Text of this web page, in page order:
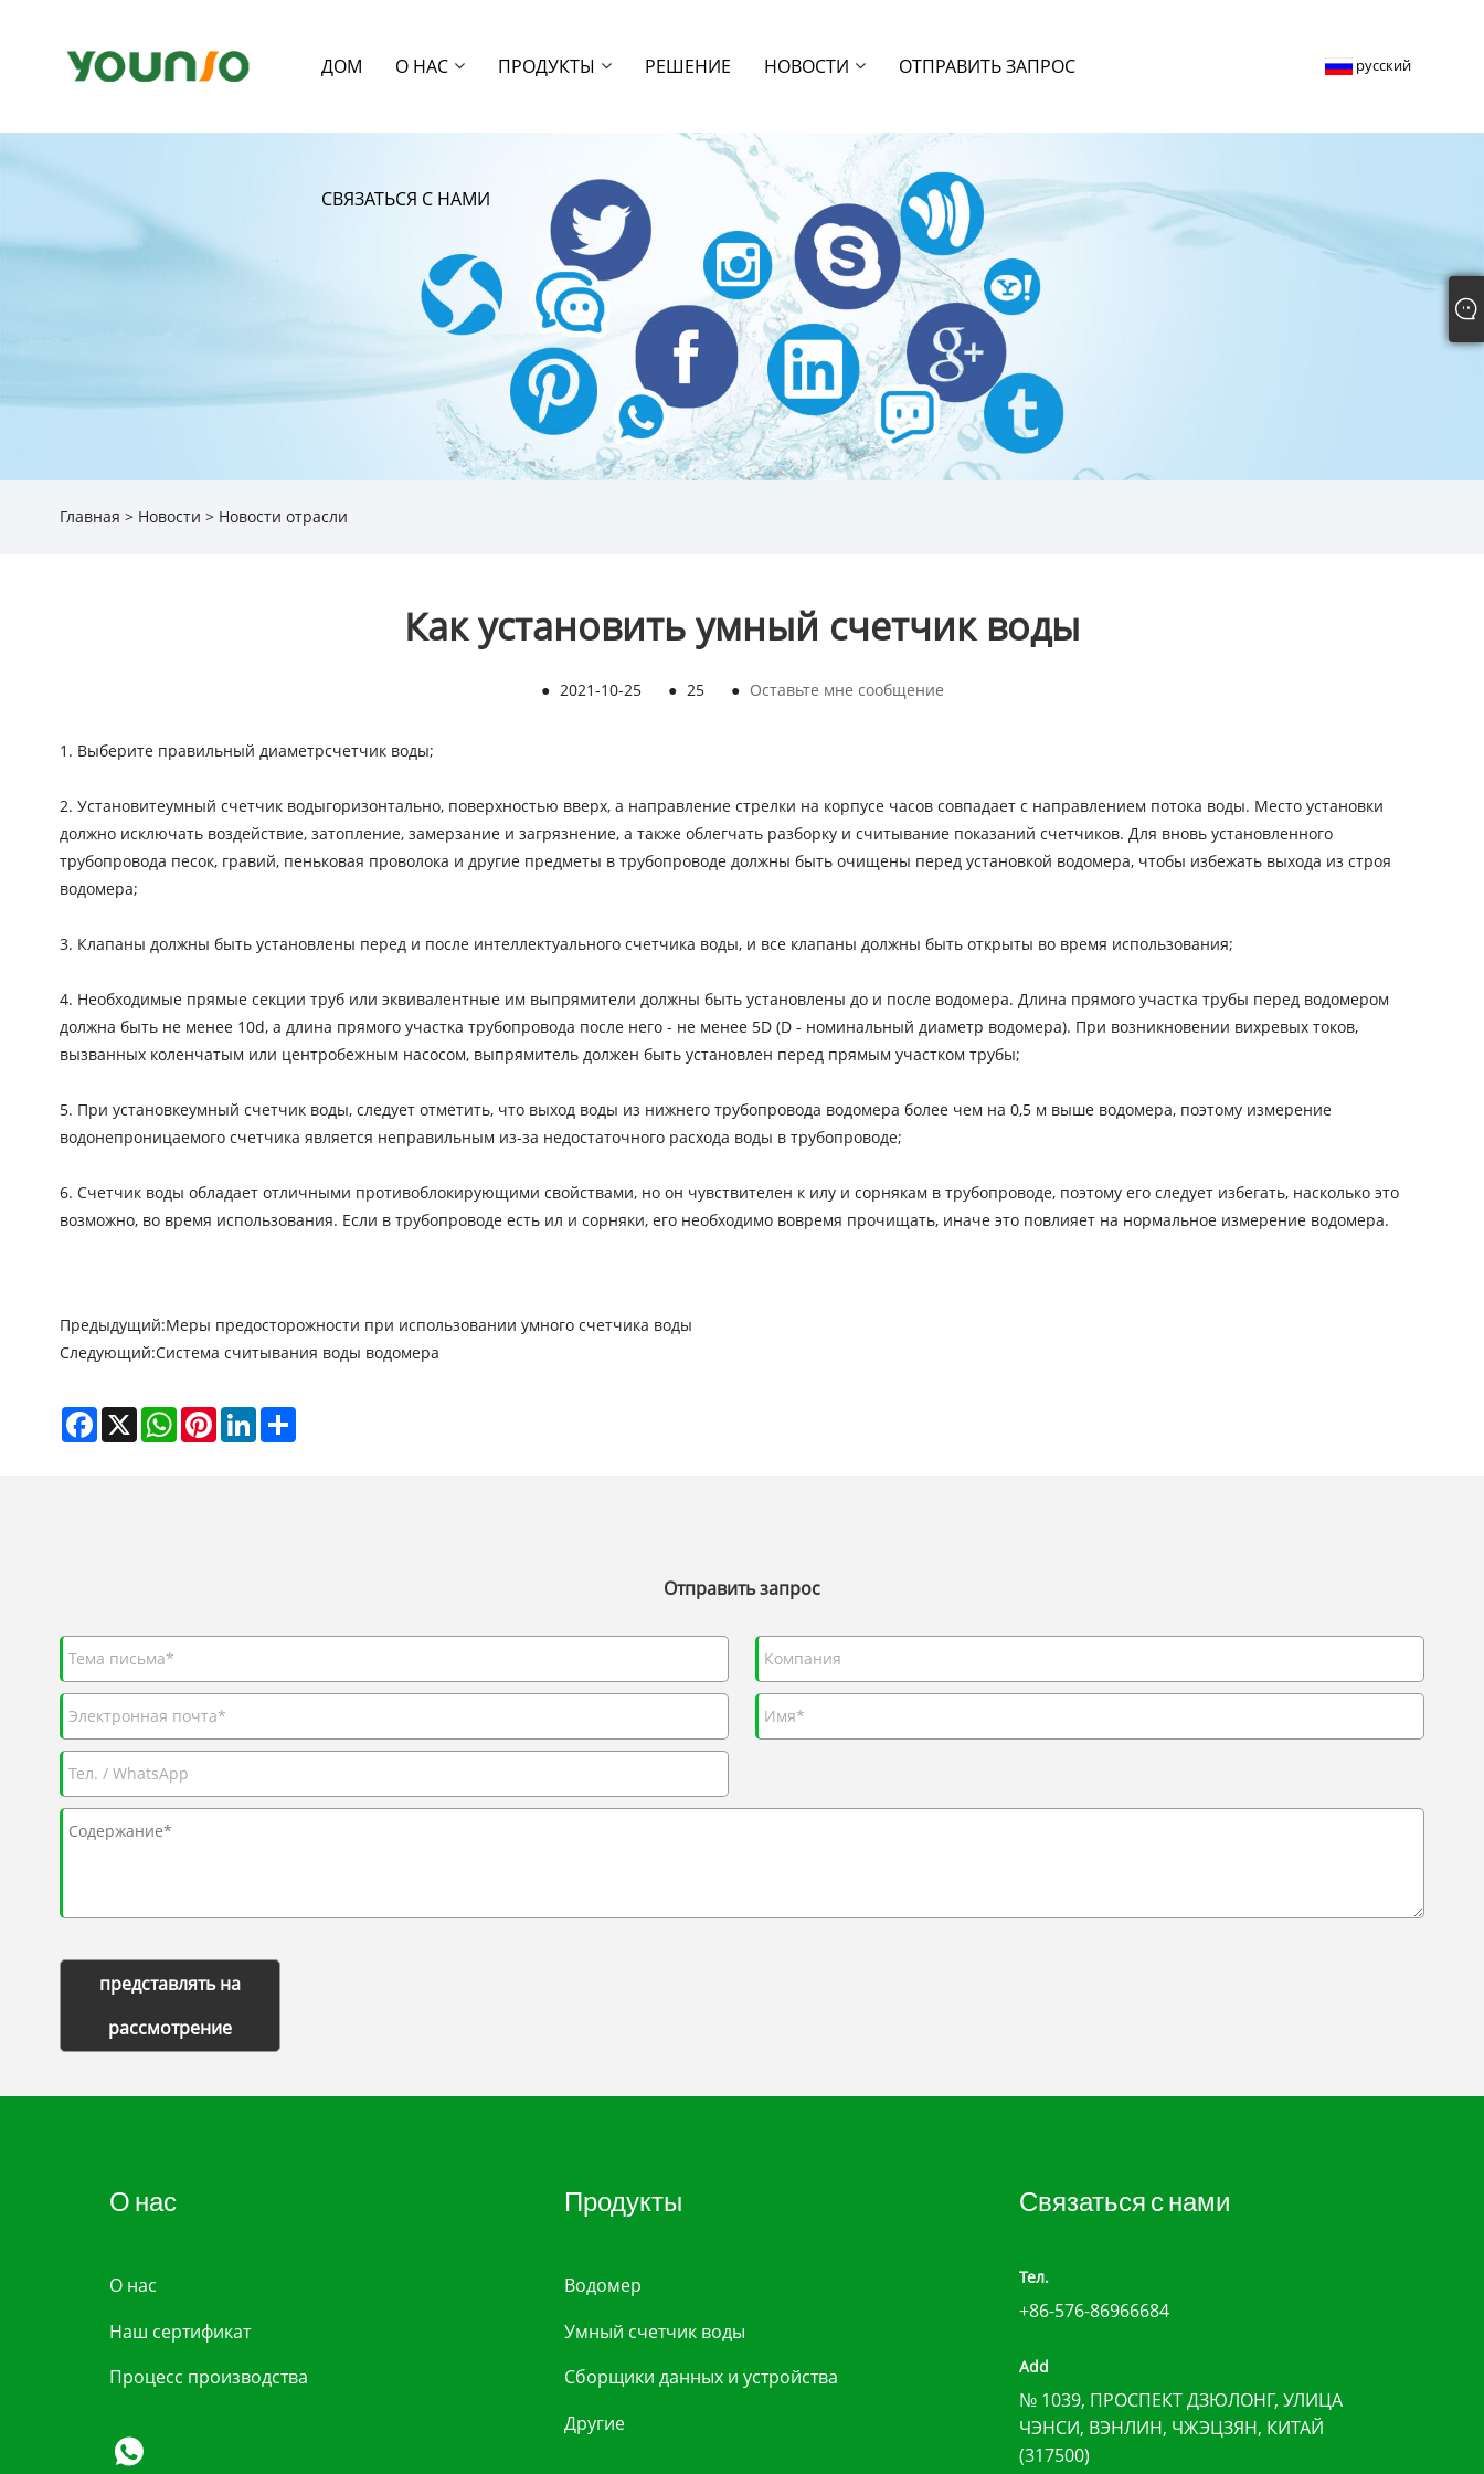
ДОМ О НАС ПРОДУКТЫ РЕШЕНИЕ НОВОСТИ ОТПРАВИТЬ ЗАПРОС
СВЯЗАТЬСЯ С НАМИ
русский
Главная > Новости > Новости отрасли
Как установить умный счетчик воды
● 2021-10-25 ● 25 ● Оставьте мне сообщение
1. Выберите правильный диаметрсчетчик воды;
2. Установитеумный счетчик водыгоризонтально, поверхностью вверх, а направление стрелки на корпусе часов совпадает с направлением потока воды. Место установки
должно исключать воздействие, затопление, замерзание и загрязнение, а также облегчать разборку и считывание показаний счетчиков. Для вновь установленного
трубопровода песок, гравий, пеньковая проволока и другие предметы в трубопроводе должны быть очищены перед установкой водомера, чтобы избежать выхода из строя
водомера;
3. Клапаны должны быть установлены перед и после интеллектуального счетчика воды, и все клапаны должны быть открыты во время использования;
4. Необходимые прямые секции труб или эквивалентные им выпрямители должны быть установлены до и после водомера. Длина прямого участка трубы перед водомером
должна быть не менее 10d, а длина прямого участка трубопровода после него - не менее 5D (D - номинальный диаметр водомера). При возникновении вихревых токов,
вызванных коленчатым или центробежным насосом, выпрямитель должен быть установлен перед прямым участком трубы;
5. При установкеумный счетчик воды, следует отметить, что выход воды из нижнего трубопровода водомера более чем на 0,5 м выше водомера, поэтому измерение
водонепроницаемого счетчика является неправильным из-за недостаточного расхода воды в трубопроводе;
6. Счетчик воды обладает отличными противоблокирующими свойствами, но он чувствителен к илу и сорнякам в трубопроводе, поэтому его следует избегать, насколько это
возможно, во время использования. Если в трубопроводе есть ил и сорняки, его необходимо вовремя прочищать, иначе это повлияет на нормальное измерение водомера.
Предыдущий:Меры предосторожности при использовании умного счетчика воды
Следующий:Система считывания воды водомера
Facebook
X WhatsAppPinterestLinkedInShare
Отправить запрос
представлять на
рассмотрение
О нас
О нас
Наш сертификат
Процесс производства
Продукты
Водомер
Умный счетчик воды
Сборщики данных и устройства
Другие
Связаться с нами
Тел.
+86-576-86966684
Add
№ 1039, ПРОСПЕКТ ДЗЮЛОНГ, УЛИЦА
ЧЭНСИ, ВЭНЛИН, ЧЖЭЦЗЯН, КИТАЙ
(317500)